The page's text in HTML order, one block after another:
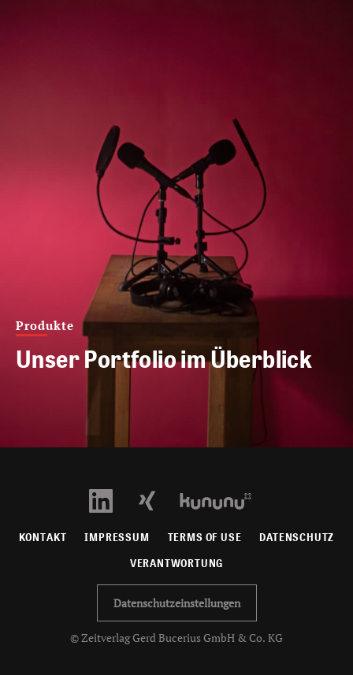
Produkte
Unser Portfolio im Überblick
KONTAKT IMPRESSUM TERMS OF USE DATENSCHUTZ
VERANTWORTUNG
Datenschutzeinstellungen
© Zeitverlag Gerd Bucerius GmbH & Co. KG